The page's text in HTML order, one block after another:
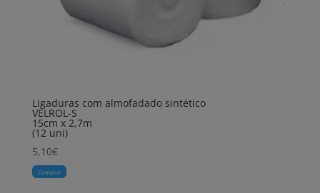
Ligaduras com almofadado sintético
VELROL-S
15cm x 2,7m
(12 uni)
5,10€
Comprar